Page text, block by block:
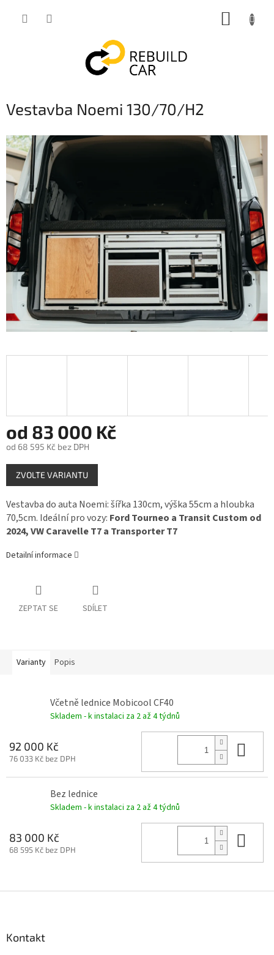
Vestavba Noemi 130/70/H2
od 83 000 Kč
od 68 595 Kč bez DPH
Měrná
cena:
ZVOLTE VARIANTU
Vestavba do auta Noemi: šířka 130cm, výška 55cm a hloubka
70,5cm. Ideální pro vozy: Ford Tourneo a Transit Custom od
2024, VW Caravelle T7 a Transporter T7
Detailní informace
ZEPTAT SE SDÍLET
Varianty Popis
Včetně lednice Mobicool CF40
Skladem - k instalaci za 2 až 4 týdnů
92 000 Kč
76 033 Kč bez DPH
Bez lednice
Skladem - k instalaci za 2 až 4 týdnů
83 000 Kč
68 595 Kč bez DPH
Kontakt